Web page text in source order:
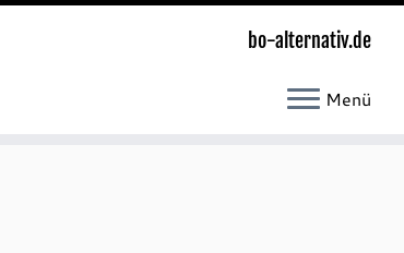
bo-alternativ.de
Menü